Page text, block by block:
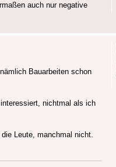
auch nur negative
Bauarbeiten schon
nichtmal als ich
Leute, manchmal nicht.